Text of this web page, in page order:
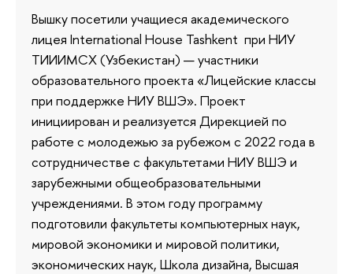
Вышку посетили учащиеся академического
лицея International House Tashkent при НИУ
ТИИИМСХ (Узбекистан) — участники
образовательного проекта «Лицейские классы
при поддержке НИУ ВШЭ». Проект
инициирован и реализуется Дирекцией по
работе с молодежью за рубежом с 2022 года в
сотрудничестве с факультетами НИУ ВШЭ и
зарубежными общеобразовательными
учреждениями. В этом году программу
подготовили факультеты компьютерных наук,
мировой экономики и мировой политики,
экономических наук, Школа дизайна, Высшая